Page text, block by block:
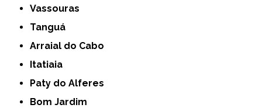
Vassouras
Tanguá
Arraial do Cabo
Itatiaia
Paty do Alferes
Bom Jardim